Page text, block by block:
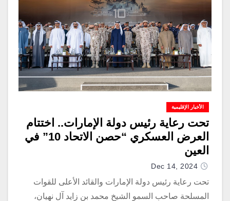
الأخبار الإقليمية
تحت رعاية رئيس دولة الإمارات.. اختتام
العرض العسكري “حصن الاتحاد 10” في
العين
Dec 14, 2024
تحت رعاية رئيس دولة الإمارات والقائد الأعلى للقوات
المسلحة صاحب السمو الشيخ محمد بن زايد آل نهيان،